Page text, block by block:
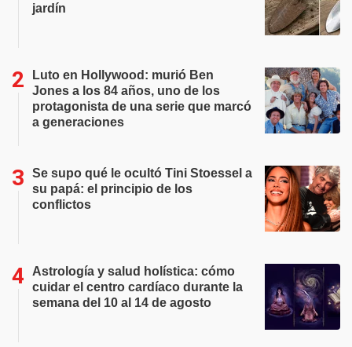
jardín
Luto en Hollywood: murió Ben
Jones a los 84 años, uno de los
protagonista de una serie que marcó
a generaciones
Se supo qué le ocultó Tini Stoessel a
su papá: el principio de los
conflictos
Astrología y salud holística: cómo
cuidar el centro cardíaco durante la
semana del 10 al 14 de agosto